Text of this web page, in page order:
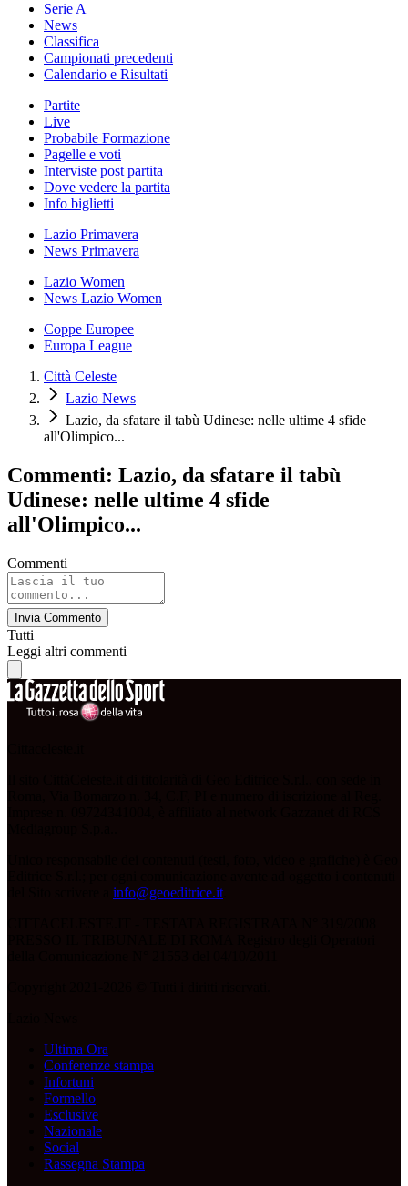
Serie A
News
Classifica
Campionati precedenti
Calendario e Risultati
Partite
Live
Probabile Formazione
Pagelle e voti
Interviste post partita
Dove vedere la partita
Info biglietti
Lazio Primavera
News Primavera
Lazio Women
News Lazio Women
Coppe Europee
Europa League
Città Celeste
Lazio News
Lazio, da sfatare il tabù Udinese: nelle ultime 4 sfide
all'Olimpico...
Commenti: Lazio, da sfatare il tabù
Udinese: nelle ultime 4 sfide
all'Olimpico...
Commenti
Invia Commento
Tutti
Leggi altri commenti
info@geoeditrice.it
Ultima Ora
Conferenze stampa
Infortuni
Formello
Esclusive
Nazionale
Social
Rassegna Stampa